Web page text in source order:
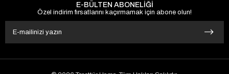
E-BÜLTEN ABONELİĞİ
Özel indirim fırsatlarını kaçırmamak için abone olun!